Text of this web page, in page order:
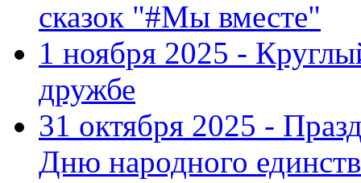
сказок "#Мы вместе"
1 ноября 2025 -
дружбе
31 октября 2025 -
Дню народного